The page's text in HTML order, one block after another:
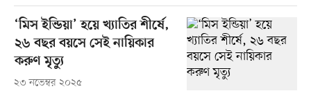
‘মিস ইন্ডিয়া’ হয়ে খ্যাতির শীর্ষে,
২৬ বছর বয়সে সেই নায়িকার
করুণ মৃত্যু
২৩ নভেম্বর ২০২৫